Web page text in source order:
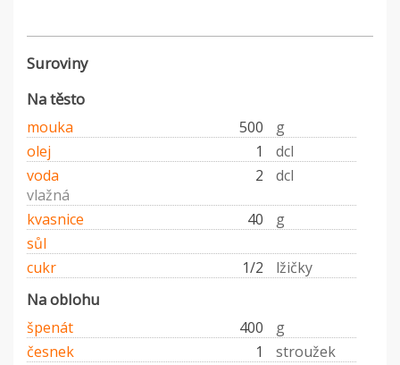
Suroviny
Na těsto
mouka 500
g
olej
1
dcl
voda
2
dcl
vlažná
kvasnice
40
g
sůl
cukr
1/2 lžičky
Na oblohu
špenát 400
g
česnek
1
stroužek